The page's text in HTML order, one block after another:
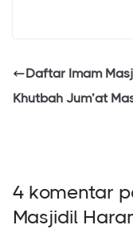
Daftar Imam
Khutbah Jum’at
4 komentar
Masjidil